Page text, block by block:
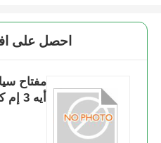
احصل على
مفتاح
أيه 3 إم كيو بي